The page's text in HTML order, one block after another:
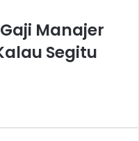
Manajer
Segitu